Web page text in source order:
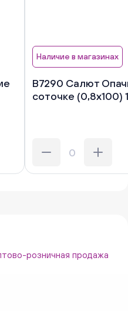
Наличие в магазинах
В7290 Салют
соточке (0,8х100)
розничная продажа